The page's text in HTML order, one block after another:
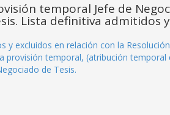
temporal Jefe de
Lista definitiva admitidos
y excluidos en relación con la
provisión temporal, (atribución
de Tesis.